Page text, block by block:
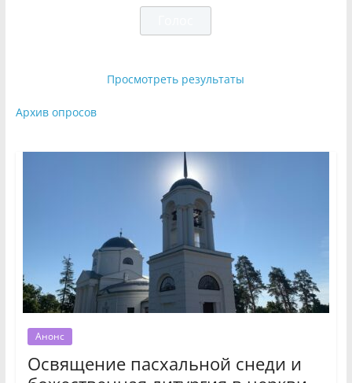
Просмотреть результаты
Архив опросов
Анонс
Освящение пасхальной снеди и